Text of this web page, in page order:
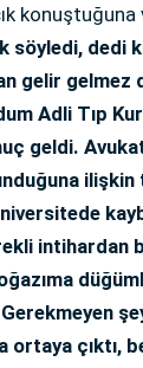
söyledi, dedi
gelir gelmez
Adli Tıp
geldi.
çıktı,